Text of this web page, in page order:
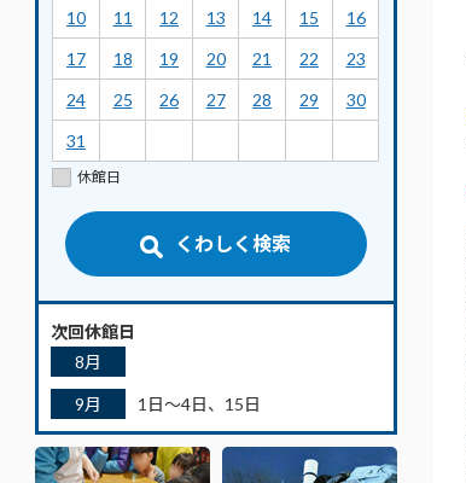
10
11 12 13 14 15
16
17
18 19 20 21 22
23
24
25 26 27 28 29
30
31
休館日
くわしく検索
次回休館日
8月
9月 1日～4日、15日